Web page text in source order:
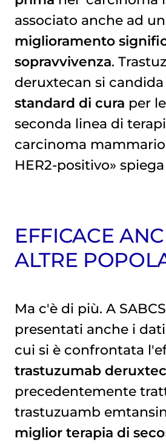
associato anche ad un
miglioramento
sopravvivenza.
deruxtecan si
standard di cura per
seconda linea di
carcinoma
HER2-positivo»
EFFICACE
ALTRE
Ma c'è di più. A
presentati anche i
cui si è confrontata
trastuzumab
precedentemente
trastuzuamb
miglior terapia di